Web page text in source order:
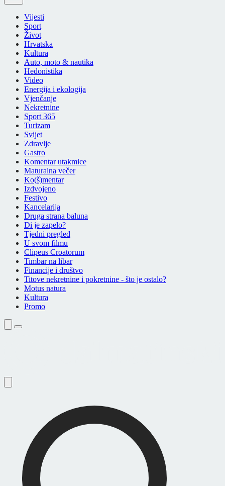
Vijesti
Sport
Život
Hrvatska
Kultura
Auto, moto & nautika
Hedonistika
Video
Energija i ekologija
Vjenčanje
Nekretnine
Sport 365
Turizam
Svijet
Zdravlje
Gastro
Komentar utakmice
Maturalna večer
Ko(š)mentar
Izdvojeno
Festivo
Kancelarija
Druga strana baluna
Di je zapelo?
Tjedni pregled
U svom filmu
Clipeus Croatorum
Timbar na libar
Financije i društvo
Titove nekretnine i pokretnine - što je ostalo?
Motus natura
Kultura
Promo